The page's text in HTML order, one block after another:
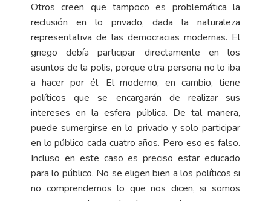
Otros creen que tampoco es problemática la
reclusión en lo privado, dada la naturaleza
representativa de las democracias modernas. El
griego debía participar directamente en los
asuntos de la polis, porque otra persona no lo iba
a hacer por él. El moderno, en cambio, tiene
políticos que se encargarán de realizar sus
intereses en la esfera pública. De tal manera,
puede sumergirse en lo privado y solo participar
en lo público cada cuatro años. Pero eso es falso.
Incluso en este caso es preciso estar educado
para lo público. No se eligen bien a los políticos si
no comprendemos lo que nos dicen, si somos